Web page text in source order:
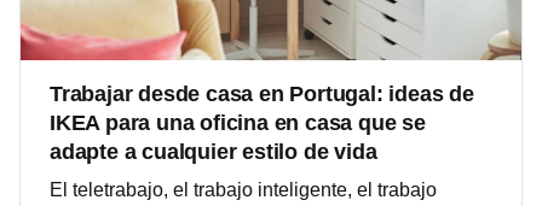
Trabajar desde casa en Portugal: ideas de
IKEA para una oficina en casa que se
adapte a cualquier estilo de vida
El teletrabajo, el trabajo inteligente, el trabajo